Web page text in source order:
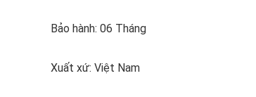
Bảo hành: 06 Tháng
Xuất xứ: Việt Nam